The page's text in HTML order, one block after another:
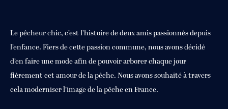
Le pêcheur chic, c’est l’histoire de deux amis passionnés depuis
l’enfance. Fiers de cette passion commune, nous avons décidé
d’en faire une mode afin de pouvoir arborer chaque jour
fièrement cet amour de la pêche. Nous avons souhaité à travers
cela moderniser l’image de la pêche en France.